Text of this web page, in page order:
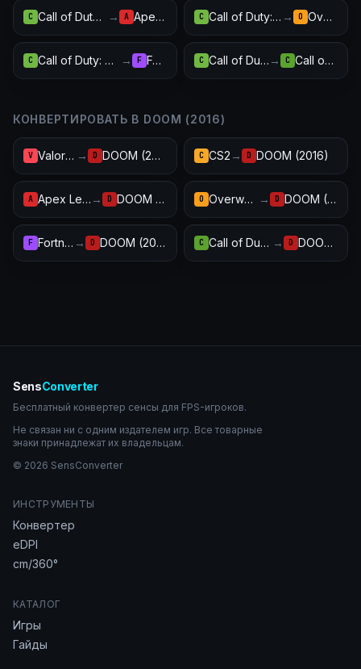
C Call of Duty: Modern Warfare III → A Apex Legends C Call of Duty: Modern Warfare III → O Overwatch 2
C Call of Duty: Modern Warfare III → F Fortnite C Call of Duty: Modern Warfare III → C Call of Duty: Warzone
КОНВЕРТИРОВАТЬ В DOOM (2016)
V Valorant → D DOOM (2016) C CS2 → D DOOM (2016)
A Apex Legends → D DOOM (2016) O Overwatch 2 → D DOOM (2016)
F Fortnite → D DOOM (2016) C Call of Duty: Warzone → D DOOM (2016)
SensConverter
Бесплатный конвертер сенсы для FPS-игроков.
Не связан ни с одним издателем игр. Все товарные
знаки принадлежат их владельцам.
© 2026 SensConverter
ИНСТРУМЕНТЫ
Конвертер
eDPI
cm/360°
КАТАЛОГ
Игры
Гайды